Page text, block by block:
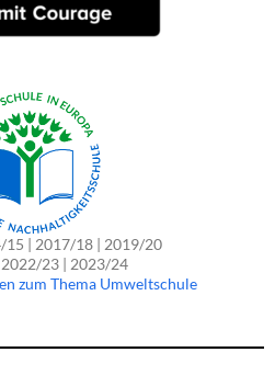
15 | 2017/18 | 2019/20
23 | 2023/24
zum Thema Umweltschule